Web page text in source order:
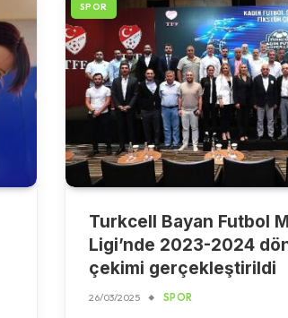
SPOR
Turkcell Bayan Futbol
Ligi’nde 2023-2024
çekimi gerçekleştirildi
26/03/2025 SPOR